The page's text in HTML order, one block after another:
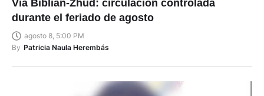
Vía Biblián-Zhud: circulación controlada
durante el feriado de agosto
agosto 8, 5:00 PM
By Patricia Naula Herembás